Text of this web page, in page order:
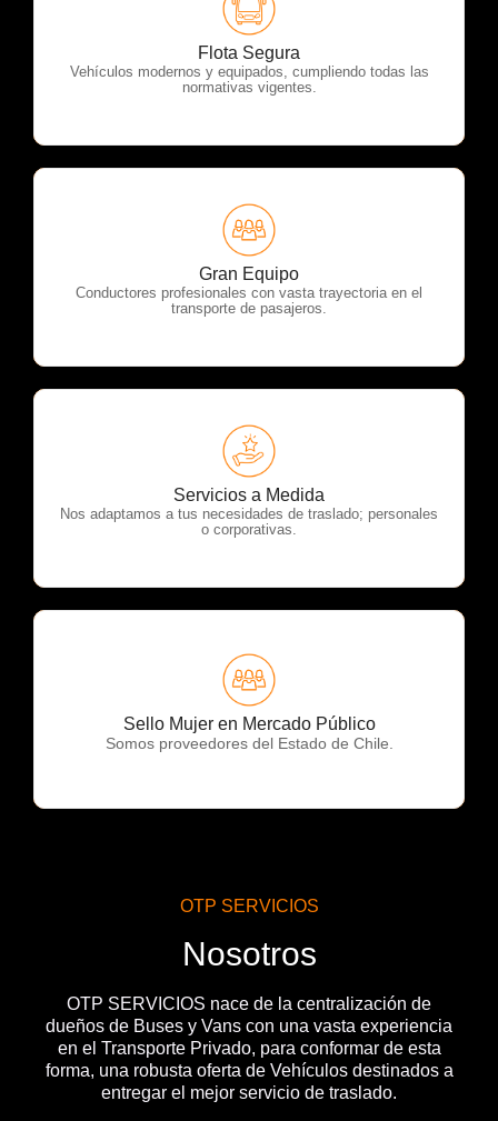
Flota Segura
Vehículos modernos y equipados, cumpliendo todas las
normativas vigentes.
OTP Servicios
Gran Equipo
Conductores profesionales con vasta trayectoria en el
transporte de pasajeros.
OTP Servicios
Servicios a Medida
Nos adaptamos a tus necesidades de traslado; personales
o corporativas.
OTP Servicios
Sello Mujer en Mercado Público
Somos proveedores del Estado de Chile.
OTP Servicios
OTP SERVICIOS
Nosotros
OTP SERVICIOS nace de la centralización de
dueños de Buses y Vans con una vasta experiencia
en el Transporte Privado, para conformar de esta
forma, una robusta oferta de Vehículos destinados a
entregar el mejor servicio de traslado.